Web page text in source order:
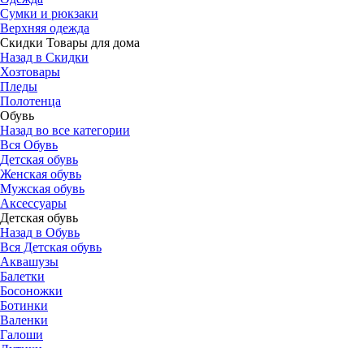
Сумки и рюкзаки
Верхняя одежда
Скидки Товары для дома
Назад в Скидки
Хозтовары
Пледы
Полотенца
Обувь
Назад во все категории
Вся Обувь
Детская обувь
Женская обувь
Мужская обувь
Аксессуары
Детская обувь
Назад в Обувь
Вся Детская обувь
Аквашузы
Балетки
Босоножки
Ботинки
Валенки
Галоши